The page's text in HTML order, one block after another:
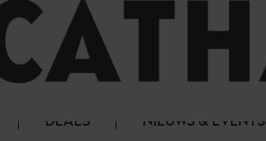
DEALS NIEUWS & EVENTS